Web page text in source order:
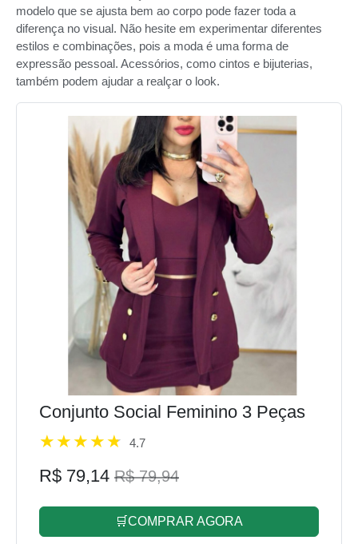
modelo que se ajusta bem ao corpo pode fazer toda a
diferença no visual. Não hesite em experimentar diferentes
estilos e combinações, pois a moda é uma forma de
expressão pessoal. Acessórios, como cintos e bijuterias,
também podem ajudar a realçar o look.
Conjunto Social Feminino 3 Peças
4.7
R$ 79,14 R$ 79,94
🛒COMPRAR AGORA